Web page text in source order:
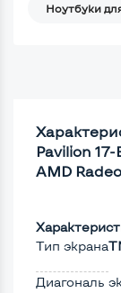
Ноутбуки
Pavilion
AMD
Тип экрана
Диагональ